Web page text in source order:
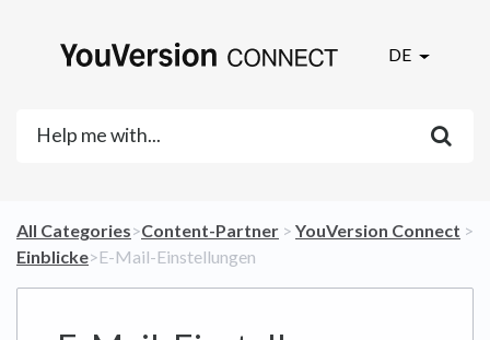
DE
All Categories​>​​Content-Partner ​ > ​ ​YouVersion Connect ​ >
​Einblicke​>​ E-Mail-Einstellungen